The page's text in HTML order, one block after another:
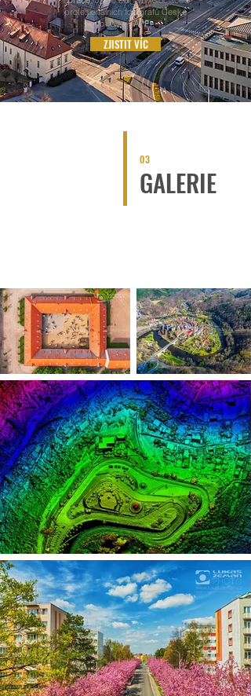
profesionálních fotografů České
republiky (APF).
ZJISTIT VÍC
GALERIE
03